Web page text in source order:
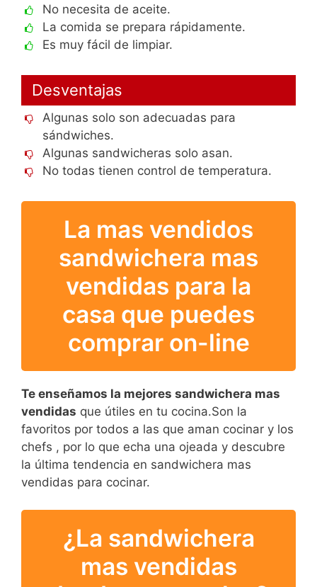
No necesita de aceite.
La comida se prepara rápidamente.
Es muy fácil de limpiar.
Desventajas
Algunas solo son adecuadas para
sándwiches.
Algunas sandwicheras solo asan.
No todas tienen control de temperatura.
La mas vendidos
sandwichera mas
vendidas para la
casa que puedes
comprar on-line
Te enseñamos la mejores sandwichera mas
vendidas que útiles en tu cocina.Son la
favoritos por todos a las que aman cocinar y los
chefs , por lo que echa una ojeada y descubre
la última tendencia en sandwichera mas
vendidas para cocinar.
¿La sandwichera
mas vendidas